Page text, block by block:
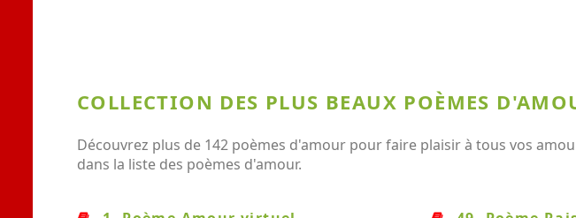
COLLECTION DES PLUS BEAUX POÈMES
Découvrez plus de 142 poèmes d'amour pour faire plaisir à tous vos
dans la liste des poèmes d'amour.